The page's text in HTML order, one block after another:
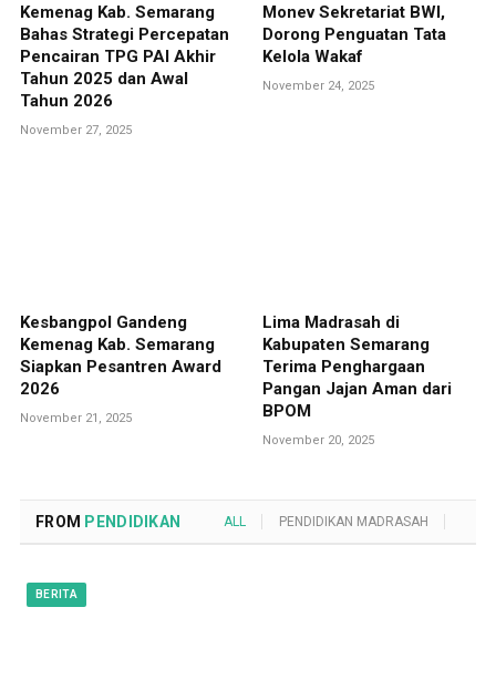
Kemenag Kab. Semarang
Bahas Strategi Percepatan
Pencairan TPG PAI Akhir
Tahun 2025 dan Awal
Tahun 2026
November 27, 2025
Monev Sekretariat BWI,
Dorong Penguatan Tata
Kelola Wakaf
November 24, 2025
Kesbangpol Gandeng
Kemenag Kab. Semarang
Siapkan Pesantren Award
2026
November 21, 2025
Lima Madrasah di
Kabupaten Semarang
Terima Penghargaan
Pangan Jajan Aman dari
BPOM
November 20, 2025
FROM PENDIDIKAN ALL PENDIDIKAN MADRASAH
BERITA